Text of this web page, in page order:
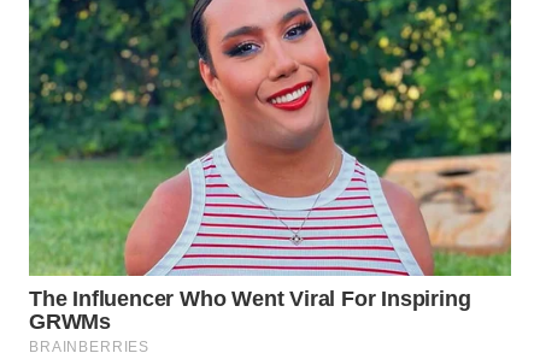
WN
TAPANULI
UTARA
WN
SAMOSIR
WN
PADANG
LAWAS